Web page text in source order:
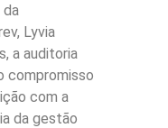
Lyvia
a auditoria
compromisso
com a
da gestão